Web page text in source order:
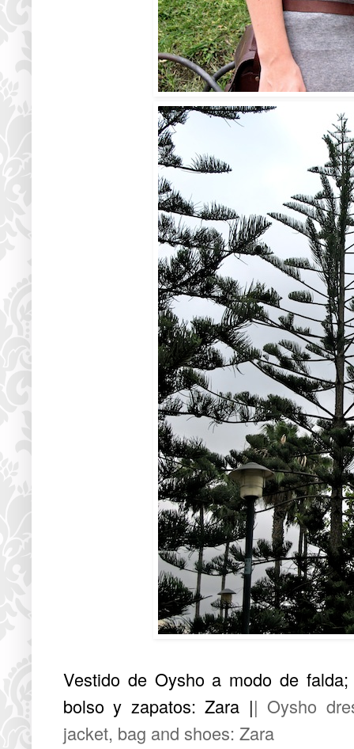
Vestido de Oysho a modo de
bolso y zapatos: Zara || Oysho
jacket, bag and shoes: Zara